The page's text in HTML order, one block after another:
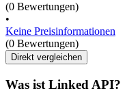
(0 Bewertungen)
•
Keine Preisinformationen
(0 Bewertungen)
Direkt vergleichen
Was ist Linked API?